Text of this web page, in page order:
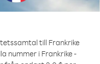
till Frankrike
nummer i Frankrike -